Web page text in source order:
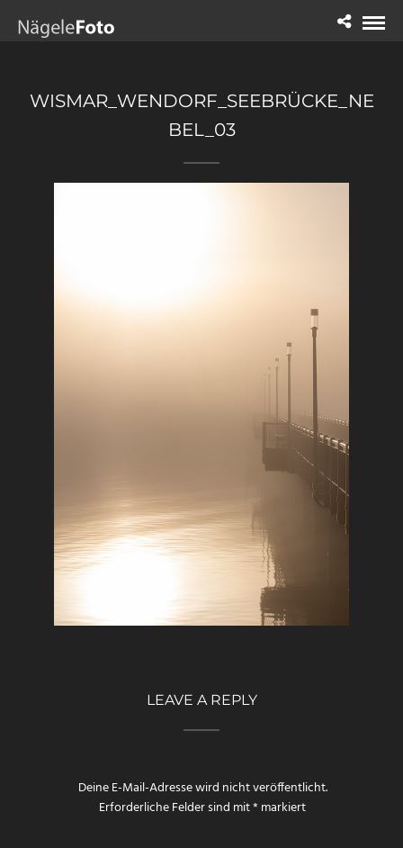
WISMAR_WENDORF_SEEBRÜCKE_NE
BEL_03
LEAVE A REPLY
Deine E-Mail-Adresse wird nicht veröffentlicht.
Erforderliche Felder sind mit*markiert